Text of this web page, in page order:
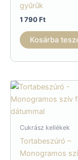
gyűrűk
1 790Ft
Kosárba
Cukrász kellékek
Tortabeszúró –
Monogramos